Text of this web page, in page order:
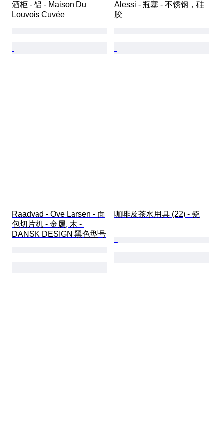
酒柜 - 铝 - Maison Du
Louvois Cuvée
Alessi - 瓶塞 - 不锈钢，硅
胶
Raadvad - Ove Larsen - 面
包切片机 - 金属, 木 -
DANSK DESIGN 黑色型号
咖啡及茶水用具 (22) - 瓷